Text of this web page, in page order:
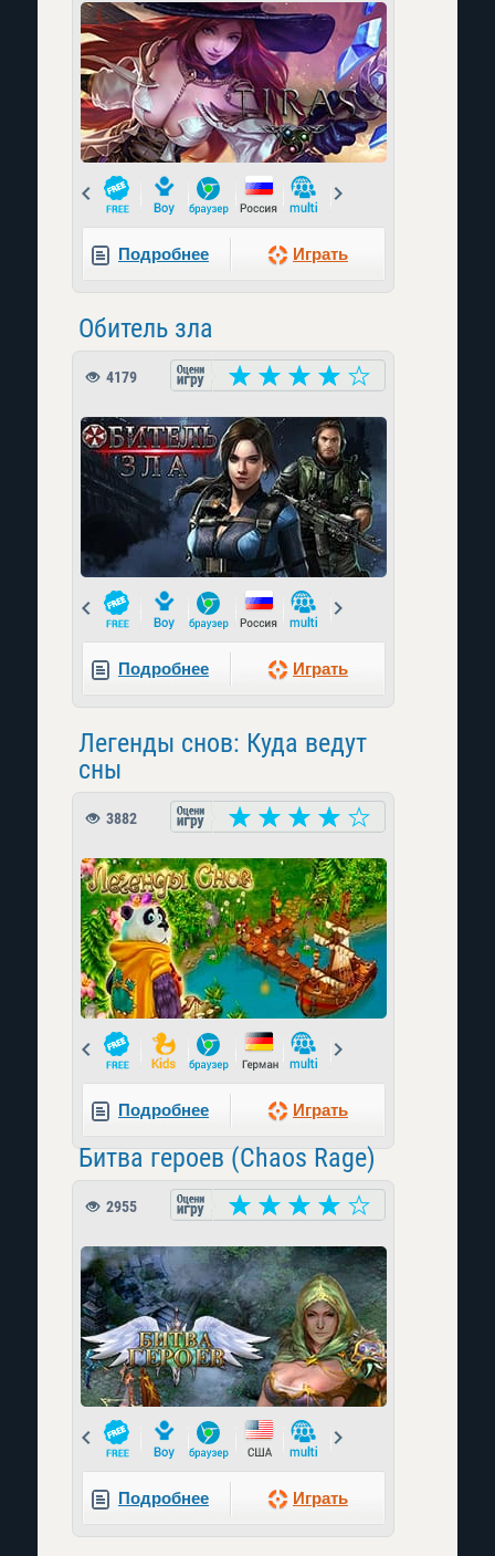
Prev
Подробнее Играть
Обитель зла
4179
Prev
Подробнее Играть
Легенды снов: Куда ведут
сны
3882
Prev
Подробнее Играть
Битва героев (Chaos Rage)
2955
Prev
Подробнее Играть